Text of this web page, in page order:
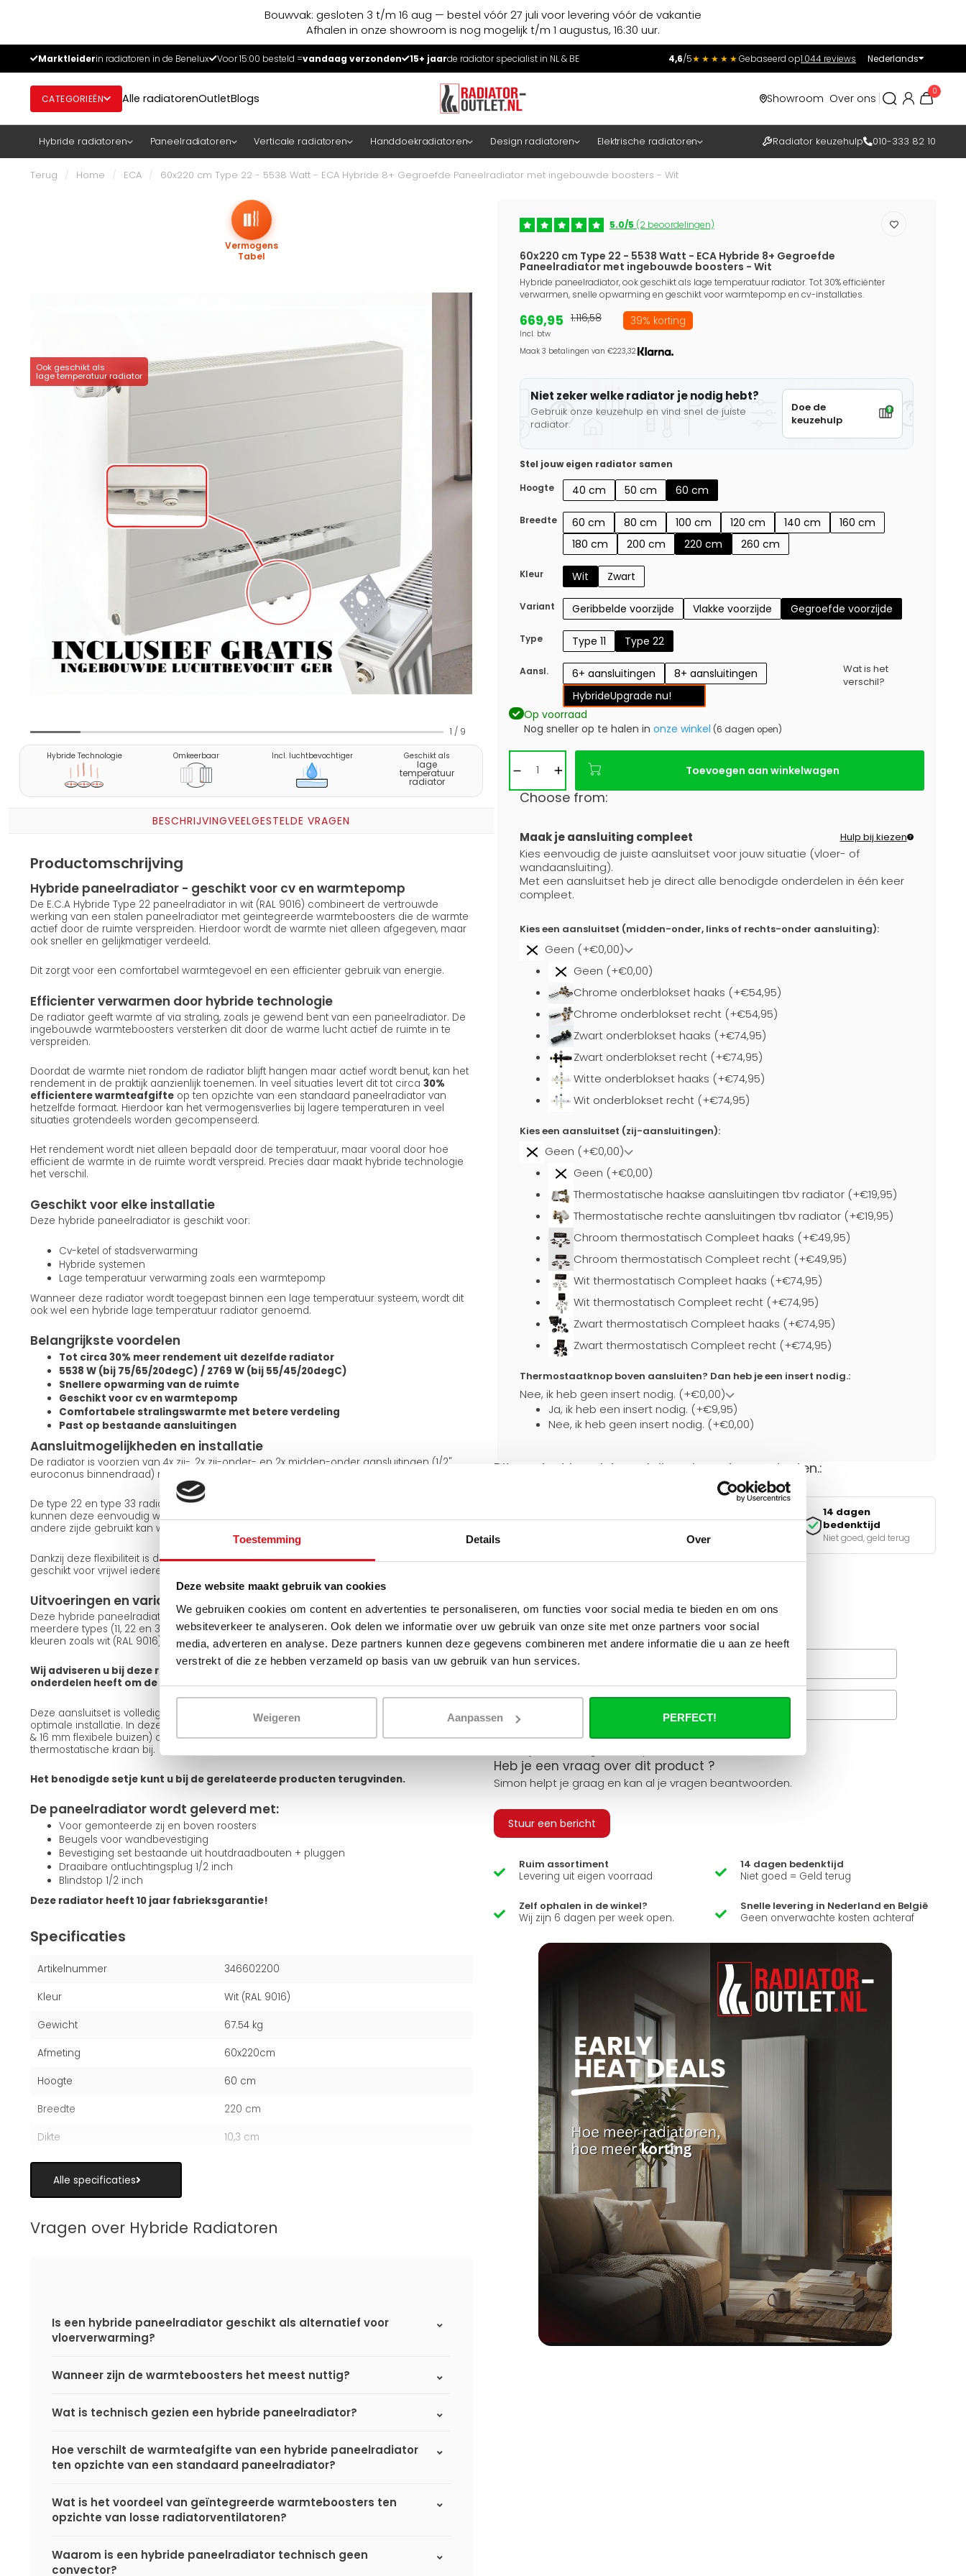
Toestemming Details Over
Deze website maakt gebruik van cookies
We gebruiken cookies om content en advertenties te personaliseren, om functies voor social media te bieden en om ons
websiteverkeer te analyseren. Ook delen we informatie over uw gebruik van onze site met onze partners voor social
media, adverteren en analyse. Deze partners kunnen deze gegevens combineren met andere informatie die u aan ze heeft
verstrekt of die ze hebben verzameld op basis van uw gebruik van hun services.
Weigeren Aanpassen PERFECT!
Bouwvak: gesloten 3 t/m 16 aug — bestel vóór 27 juli voor levering vóór de vakantie
Afhalen in onze showroom is nog mogelijk t/m 1 augustus, 16:30 uur.
Marktleiderin radiatoren in de Benelux Voor 15:00 besteld =vandaag verzonden 15+ jaarde radiator specialist in NL & BE 4,6/5★★★★★Gebaseerd op1.044 reviews Nederlands
CATEGORIEËN Alle radiatorenOutletBlogs Showroom Over ons
0
Hybride radiatoren Paneelradiatoren Verticale radiatoren Handdoekradiatoren Design radiatoren Elektrische radiatoren Radiator keuzehulp 010-333 82 10
Terug / Home / ECA / 60x220 cm Type 22 - 5538 Watt - ECA Hybride 8+ Gegroefde Paneelradiator met ingebouwde boosters - Wit
Ook geschikt als
lage temperatuur radiator
Vermogens
Tabel
1 / 9
Hybride Technologie Omkeerbaar Incl. luchtbevochtiger Geschikt als
lage
temperatuur
radiator
BESCHRIJVINGVEELGESTELDE VRAGEN
Productomschrijving
Hybride paneelradiator - geschikt voor cv en warmtepomp
De E.C.A Hybride Type 22 paneelradiator in wit (RAL 9016) combineert de vertrouwde
werking van een stalen paneelradiator met geintegreerde warmteboosters die de warmte
actief door de ruimte verspreiden. Hierdoor wordt de warmte niet alleen afgegeven, maar
ook sneller en gelijkmatiger verdeeld.
Dit zorgt voor een comfortabel warmtegevoel en een efficienter gebruik van energie.
Efficienter verwarmen door hybride technologie
De radiator geeft warmte af via straling, zoals je gewend bent van een paneelradiator. De
ingebouwde warmteboosters versterken dit door de warme lucht actief de ruimte in te
verspreiden.
Doordat de warmte niet rondom de radiator blijft hangen maar actief wordt benut, kan het
rendement in de praktijk aanzienlijk toenemen. In veel situaties levert dit tot circa 30%
efficientere warmteafgifte op ten opzichte van een standaard paneelradiator van
hetzelfde formaat. Hierdoor kan het vermogensverlies bij lagere temperaturen in veel
situaties grotendeels worden gecompenseerd.
Het rendement wordt niet alleen bepaald door de temperatuur, maar vooral door hoe
efficient de warmte in de ruimte wordt verspreid. Precies daar maakt hybride technologie
het verschil.
Geschikt voor elke installatie
Deze hybride paneelradiator is geschikt voor:
Cv-ketel of stadsverwarming
Hybride systemen
Lage temperatuur verwarming zoals een warmtepomp
Wanneer deze radiator wordt toegepast binnen een lage temperatuur systeem, wordt dit
ook wel een hybride lage temperatuur radiator genoemd.
Belangrijkste voordelen
Tot circa 30% meer rendement uit dezelfde radiator
5538 W (bij 75/65/20degC) / 2769 W (bij 55/45/20degC)
Snellere opwarming van de ruimte
Geschikt voor cv en warmtepomp
Comfortabele stralingswarmte met betere verdeling
Past op bestaande aansluitingen
Aansluitmogelijkheden en installatie
De radiator is voorzien van 4x zij-, 2x zij-onder- en 2x midden-onder aansluitingen (1/2"
euroconus binnendraad) met een standaard hartafstand aan de onderkant van 50 mm.
De type 22 en type 33 radiatoren zijn omkeerbaar. Met de meegeleverde J-consoles
kunnen deze eenvoudig worden gedraaid, waardoor dezelfde aansluiting ook aan de
andere zijde gebruikt kan worden. De type 11 uitvoering is niet omkeerbaar.
Dankzij deze flexibiliteit is de radiator eenvoudig aan te sluiten op bestaande leidingen en
geschikt voor vrijwel iedere installatiesituatie.
Uitvoeringen en varianten
Deze hybride paneelradiator is leverbaar in verschillende uitvoeringen. Je hebt keuze uit
meerdere types (11, 22 en 33), diverse frontafwerkingen zoals geribbeld, vlak of gegroefd, en
kleuren zoals wit (RAL 9016) en zwart (RAL 9005).
Wij adviseren u bij deze radiator een aansluitset mee te bestellen, zodat u alle
onderdelen heeft om de radiator op te hangen en aan te sluiten.
Deze aansluitset is volledig passend bij deze radiator en garandeert u zo een snelle en
optimale installatie. In deze set zitten alle onderdelen inclusief adapters (15 mm cv buizen
& 16 mm flexibele buizen) om de radiator aan te sluiten. Tevens zit er ook een luxe
thermostatische kraan bij.
Het benodigde setje kunt u bij de gerelateerde producten terugvinden.
De paneelradiator wordt geleverd met:
Voor gemonteerde zij en boven roosters
Beugels voor wandbevestiging
Bevestiging set bestaande uit houtdraadbouten + pluggen
Draaibare ontluchtingsplug 1/2 inch
Blindstop 1/2 inch
Deze radiator heeft 10 jaar fabrieksgarantie!
Specificaties
Artikelnummer 346602200
Kleur Wit (RAL 9016)
Gewicht 67.54 kg
Afmeting 60x220cm
Hoogte 60 cm
Breedte 220 cm
Dikte 10,3 cm
Alle specificaties
Vragen over Hybride Radiatoren
Is een hybride paneelradiator geschikt als alternatief voor
vloerverwarming?
Wanneer zijn de warmteboosters het meest nuttig?
Wat is technisch gezien een hybride paneelradiator?
Hoe verschilt de warmteafgifte van een hybride paneelradiator
ten opzichte van een standaard paneelradiator?
Wat is het voordeel van geïntegreerde warmteboosters ten
opzichte van losse radiatorventilatoren?
Waarom is een hybride paneelradiator technisch geen
convector?
5.0/5 (2 beoordelingen)
60x220 cm Type 22 - 5538 Watt - ECA Hybride 8+ Gegroefde
Paneelradiator met ingebouwde boosters - Wit
Hybride paneelradiator, ook geschikt als lage temperatuur radiator. Tot 30% efficiënter
verwarmen, snelle opwarming en geschikt voor warmtepomp en cv-installaties.
669,95
Incl. btw
1.116,58 39% korting
Maak 3 betalingen van €223,32.
Niet zeker welke radiator je nodig hebt?
Gebruik onze keuzehulp en vind snel de juiste
radiator.
Doe de
keuzehulp
Stel jouw eigen radiator samen
Hoogte
40 cm 50 cm 60 cm
Breedte 60 cm 80 cm 100 cm 120 cm 140 cm
160 cm
180 cm
200 cm 220 cm 260 cm
Kleur Wit Zwart
Variant Geribbelde voorzijde Vlakke voorzijde Gegroefde voorzijde
Type Type 11 Type 22
Aansl. 6+ aansluitingen
8+ aansluitingen
HybrideUpgrade nu!
Wat is het
verschil?
Op voorraad
Nog sneller op te halen in onze winkel (6 dagen open)
Toevoegen aan winkelwagen
Choose from:
Maak je aansluiting compleet Hulp bij kiezen
Kies eenvoudig de juiste aansluitset voor jouw situatie (vloer- of
wandaansluiting).
Met een aansluitset heb je direct alle benodigde onderdelen in één keer
compleet.
Kies een aansluitset (midden-onder, links of rechts-onder aansluiting):
Geen (+€0,00)
Geen (+€0,00)
Chrome onderblokset haaks (+€54,95)
Chrome onderblokset recht (+€54,95)
Zwart onderblokset haaks (+€74,95)
Zwart onderblokset recht (+€74,95)
Witte onderblokset haaks (+€74,95)
Wit onderblokset recht (+€74,95)
Kies een aansluitset (zij-aansluitingen):
Geen (+€0,00)
Geen (+€0,00)
Thermostatische haakse aansluitingen tbv radiator (+€19,95)
Thermostatische rechte aansluitingen tbv radiator (+€19,95)
Chroom thermostatisch Compleet haaks (+€49,95)
Chroom thermostatisch Compleet recht (+€49,95)
Wit thermostatisch Compleet haaks (+€74,95)
Wit thermostatisch Compleet recht (+€74,95)
Zwart thermostatisch Compleet haaks (+€74,95)
Zwart thermostatisch Compleet recht (+€74,95)
Thermostaatknop boven aansluiten? Dan heb je een insert nodig.:
Nee, ik heb geen insert nodig. (+€0,00)
Ja, ik heb een insert nodig. (+€9,95)
Nee, ik heb geen insert nodig. (+€0,00)
Dit product is ook te verkrijgen in andere varianten.:
Veilig betalen
14 dagen
bedenktijd
Niet goed, geld terug
Hulp nodig bij het maken van de juiste keuze?
Gebruik een van onze handige tools.
Heb je een vraag over dit product ?
Simon helpt je graag en kan al je vragen beantwoorden.
Stuur een bericht
Ruim assortiment
Levering uit eigen voorraad
14 dagen bedenktijd
Niet goed = Geld terug
Zelf ophalen in de winkel?
Wij zijn 6 dagen per week open.
Snelle levering in Nederland en België
Geen onverwachte kosten achteraf